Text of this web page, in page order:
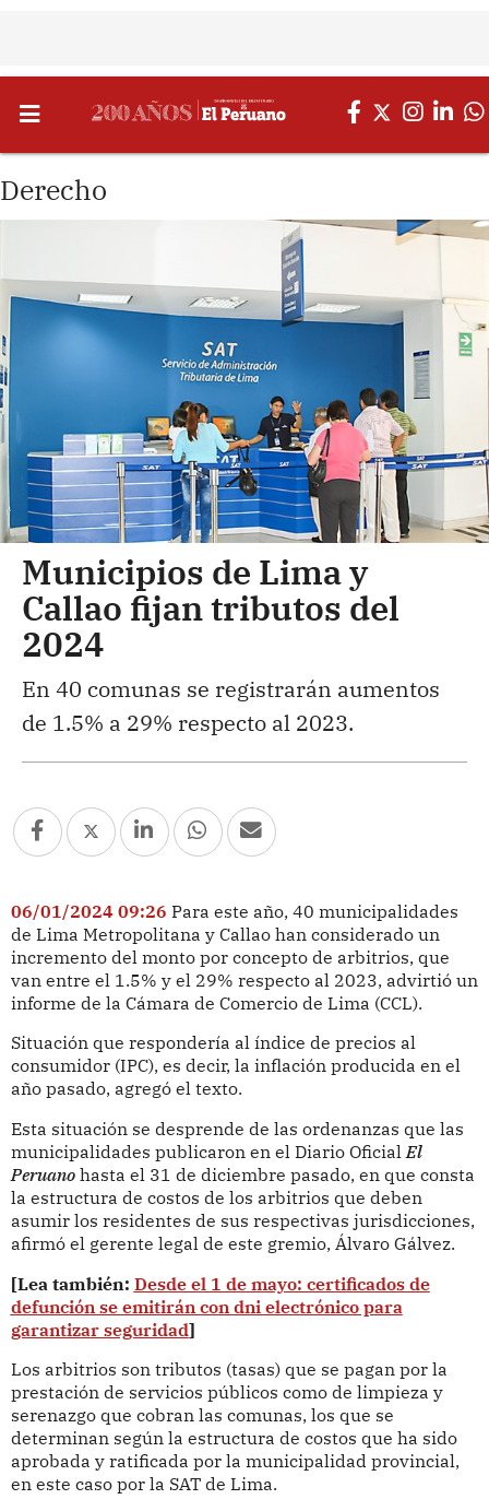
Derecho
Municipios de Lima y
Callao fijan tributos del
2024
En 40 comunas se registrarán aumentos
de 1.5% a 29% respecto al 2023.
06/01/2024 09:26 Para este año, 40 municipalidades
de Lima Metropolitana y Callao han considerado un
incremento del monto por concepto de arbitrios, que
van entre el 1.5% y el 29% respecto al 2023, advirtió un
informe de la Cámara de Comercio de Lima (CCL).
Situación que respondería al índice de precios al
consumidor (IPC), es decir, la inflación producida en el
año pasado, agregó el texto.
Esta situación se desprende de las ordenanzas que las
municipalidades publicaron en el Diario OficialEl
Peruanohasta el 31 de diciembre pasado, en que consta
la estructura de costos de los arbitrios que deben
asumir los residentes de sus respectivas jurisdicciones,
afirmó el gerente legal de este gremio, Álvaro Gálvez.
[Lea también: Desde el 1 de mayo: certificados de
defunción se emitirán con dni electrónico para
garantizar seguridad]
Los arbitrios son tributos (tasas) que se pagan por la
prestación de servicios públicos como de limpieza y
serenazgo que cobran las comunas, los que se
determinan según la estructura de costos que ha sido
aprobada y ratificada por la municipalidad provincial,
en este caso por la SAT de Lima.